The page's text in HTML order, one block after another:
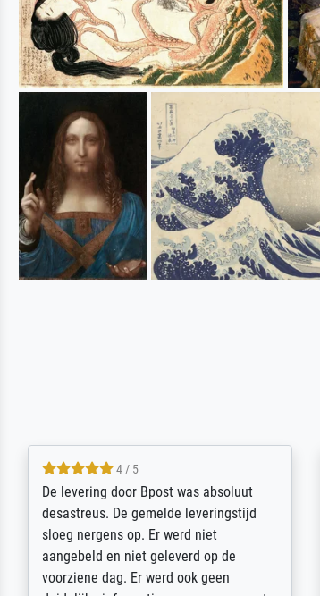
5 / 5
Sehr gute Qualität des Leinwanddrucks
und des Rahmens! Unser Bild wurde
sehr sorgfältig und sicher verpackt, so
dass es unbeschadet bei uns ankam. Es
wird nicht unser letzter Meisterdruck